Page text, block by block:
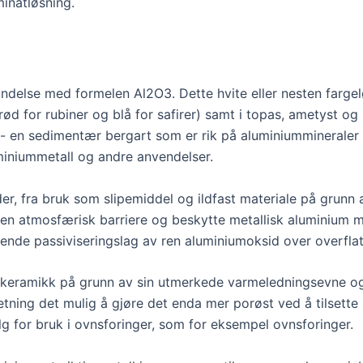
med formelen Al2O3. Dette hvite eller nesten
for rubiner og blå for safirer) samt i topas, ametyst og
sedimentær bergart som er rik på
og andre anvendelser.
fra bruk som slipemiddel og ildfast materiale på
atmosfærisk barriere og beskytte metallisk aluminium
passiviseringslag av ren aluminiumoksid over
på grunn av sin utmerkede varmeledningsevne
det mulig å gjøre det enda mer porøst ved å
for bruk i ovnsforinger, som for eksempel ovnsforinger.